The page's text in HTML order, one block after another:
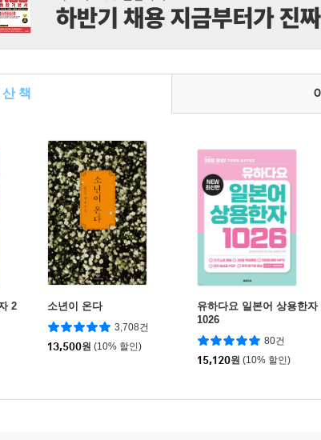
책
2
소년이 온다
3,708건
13,500원 (10% 할인)
유하다요 일본어 상용한자
1026
80건
15,120원 (10% 할인)